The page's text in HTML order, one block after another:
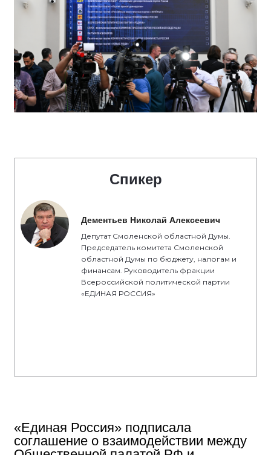
Спикер
Дементьев Николай Алексеевич
Депутат Смоленской областной Думы.
Председатель комитета Смоленской
областной Думы по бюджету, налогам и
финансам. Руководитель фракции
Всероссийской политической партии
«ЕДИНАЯ РОССИЯ»
«Единая Россия» подписала
соглашение о взаимодействии между